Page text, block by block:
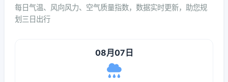
每日气温、风向风力、空气质量指数，数据实时更新，助您规
划三日出行
08月07日